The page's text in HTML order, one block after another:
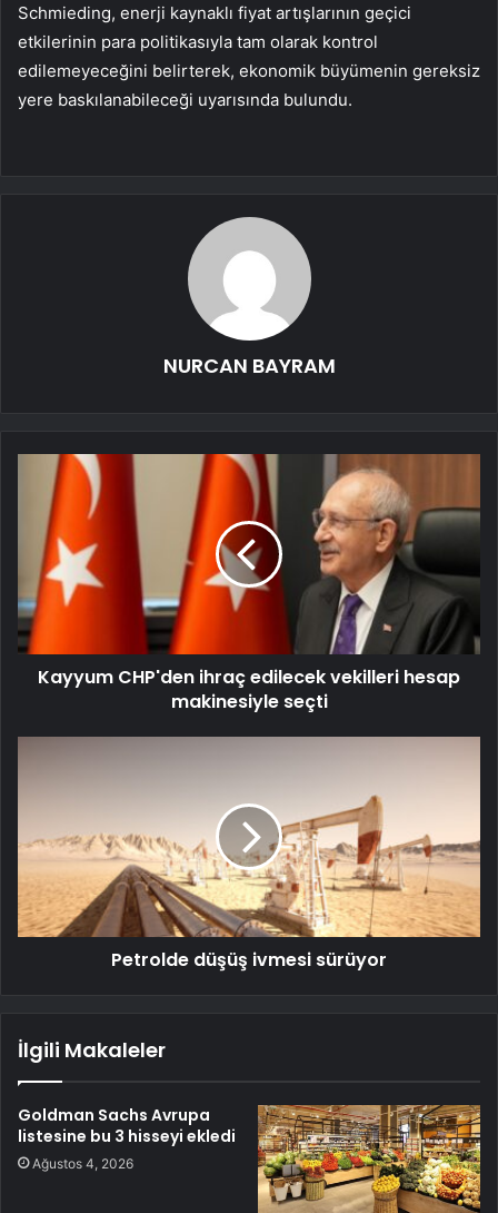
Schmieding, enerji kaynaklı fiyat artışlarının geçici
etkilerinin para politikasıyla tam olarak kontrol
edilemeyeceğini belirterek, ekonomik büyümenin gereksiz
yere baskılanabileceği uyarısında bulundu.
NURCAN BAYRAM
Kayyum CHP'den ihraç edilecek vekilleri hesap
makinesiyle seçti
Petrolde düşüş ivmesi sürüyor
İlgili Makaleler
Goldman Sachs Avrupa
listesine bu 3 hisseyi ekledi
Ağustos 4, 2026